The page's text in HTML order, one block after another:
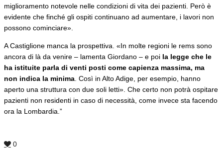
miglioramento notevole nelle condizioni di vita dei pazienti. Però è
evidente che finché gli ospiti continuano ad aumentare, i lavori non
possono cominciare».
A Castiglione manca la prospettiva. «In molte regioni le rems sono
ancora di là da venire – lamenta Giordano – e poi la legge che le
ha istituite parla di venti posti come capienza massima, ma
non indica la minima. Così in Alto Adige, per esempio, hanno
aperto una struttura con due soli letti». Che certo non potrà ospitare
pazienti non residenti in caso di necessità, come invece sta facendo
ora la Lombardia.”
0